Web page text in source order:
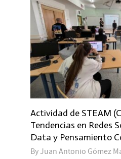
Actividad de STEAM
Tendencias en Redes
Data y Pensamiento
ByJuan Antonio Gómez